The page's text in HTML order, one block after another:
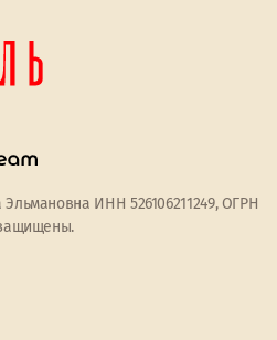
ИНН 526106211249, ОГРН
защищены.